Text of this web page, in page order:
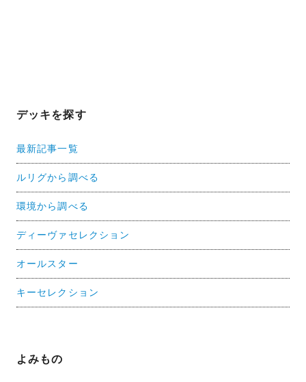
デッキを探す
最新記事一覧
ルリグから調べる
環境から調べる
ディーヴァセレクション
オールスター
キーセレクション
よみもの